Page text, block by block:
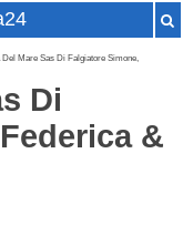
Mare Sas Di Falgiatore Simone,
Di
&